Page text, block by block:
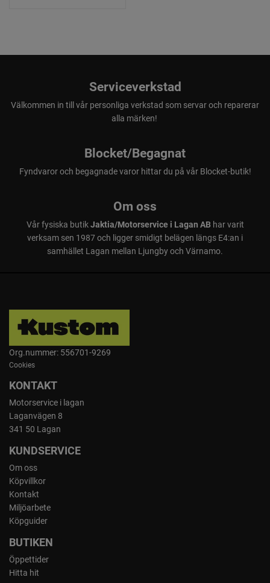
Serviceverkstad
Välkommen in till vår personliga verkstad som servar och reparerar
alla märken!
Blocket/Begagnat
Fyndvaror och begagnade varor hittar du på vår Blocket-butik!
Om oss
Vår fysiska butikJaktia/Motorservice i Lagan ABhar varit
verksam sen 1987 och ligger smidigt belägen längs E4:an i
samhället Lagan mellan Ljungby och Värnamo.
Org.nummer: 556701-9269
Cookies
KONTAKT
Motorservice i lagan
Laganvägen 8
341 50 Lagan
KUNDSERVICE
Om oss
Köpvillkor
Kontakt
Miljöarbete
Köpguider
BUTIKEN
Öppettider
Hitta hit